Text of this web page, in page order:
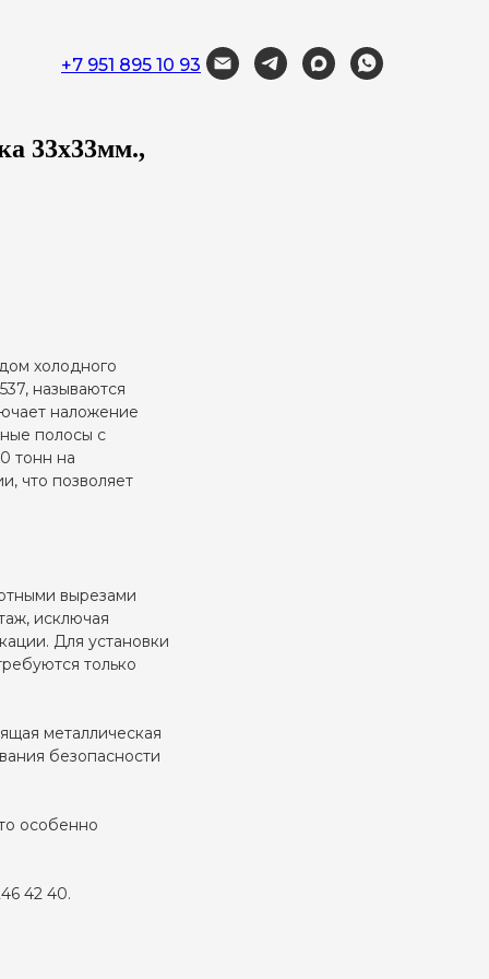
+7 951 895 10 93
33х33мм.,
холодного
называются
наложение
полосы с
тонн на
что позволяет
вырезами
исключая
Для установки
только
металлическая
безопасности
особенно
42 40.